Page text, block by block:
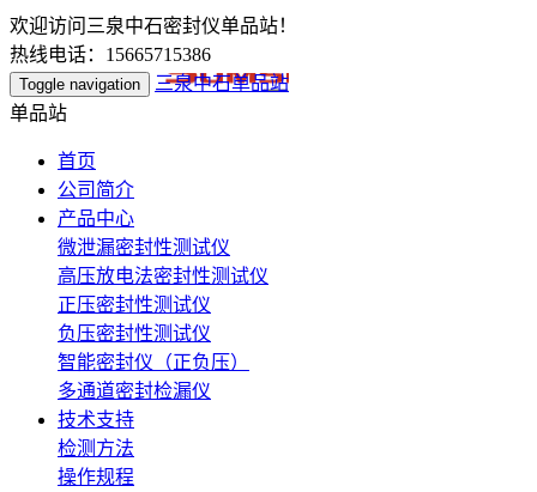
欢迎访问三泉中石密封仪单品站！
热线电话：15665715386
Toggle navigation
三泉中石单品站
单品站
首页
公司简介
产品中心
微泄漏密封性测试仪
高压放电法密封性测试仪
正压密封性测试仪
负压密封性测试仪
智能密封仪（正负压）
多通道密封检漏仪
技术支持
检测方法
操作规程